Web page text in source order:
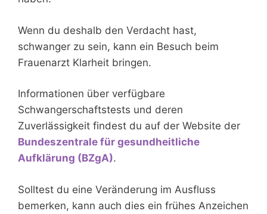
Wenn du deshalb den Verdacht hast,
schwanger zu sein, kann ein Besuch beim
Frauenarzt Klarheit bringen.
Informationen über verfügbare
Schwangerschaftstests und deren
Zuverlässigkeit findest du auf der Website der
Bundeszentrale für gesundheitliche
Aufklärung (BZgA).
Solltest du eine Veränderung im Ausfluss
bemerken, kann auch dies ein frühes Anzeichen